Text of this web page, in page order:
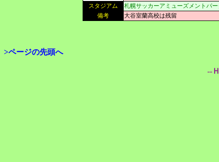
スタジアム
札幌サッカーアミューズメントパ
備考
大谷室蘭高校は残留
>ページの先頭へ
--